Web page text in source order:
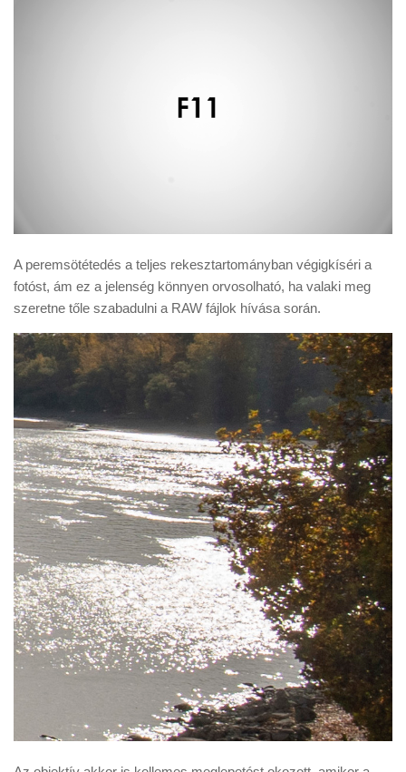
A peremsötétedés a teljes rekesztartományban végigkíséri a
fotóst, ám ez a jelenség könnyen orvosolható, ha valaki meg
szeretne tőle szabadulni a RAW fájlok hívása során.